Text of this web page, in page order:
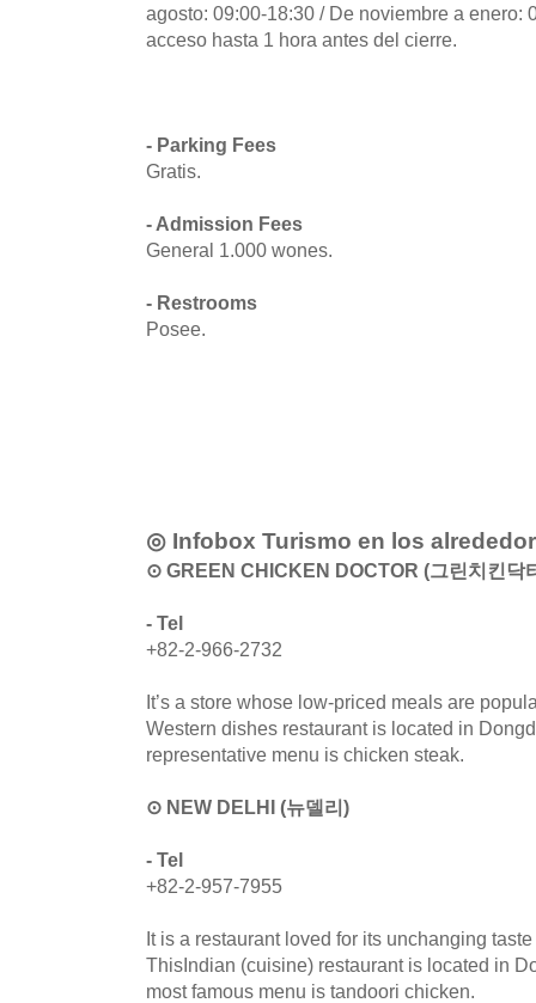
agosto: 09:00-18:30 / De noviembre a enero:
acceso hasta 1 hora antes del cierre.
- Parking Fees
Gratis.
- Admission Fees
General 1.000 wones.
- Restrooms
Posee.
◎ Infobox Turismo en los
⊙ GREEN CHICKEN DOCTOR (그린치킨닥
- Tel
+82-2-966-2732
It’s a store whose low-priced meals are
Western dishes restaurant is located in
representative menu is chicken steak.
⊙ NEW DELHI (뉴델리)
- Tel
+82-2-957-7955
It is a restaurant loved for its unchanging
ThisIndian (cuisine) restaurant is located in
most famous menu is tandoori chicken.